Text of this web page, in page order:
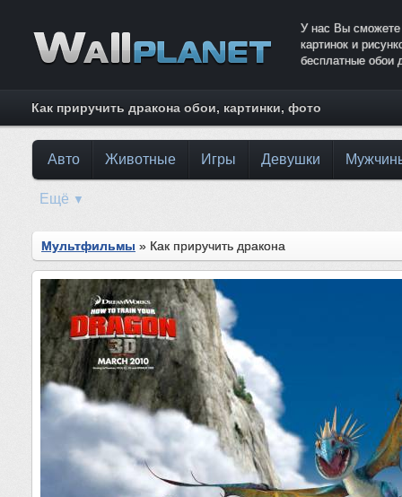
У нас Вы сможете
картинок и
бесплатные обои
Как приручить дракона обои, картинки, фото
Авто Животные Игры Девушки
Ещё ▼
Мультфильмы » Как приручить дракона